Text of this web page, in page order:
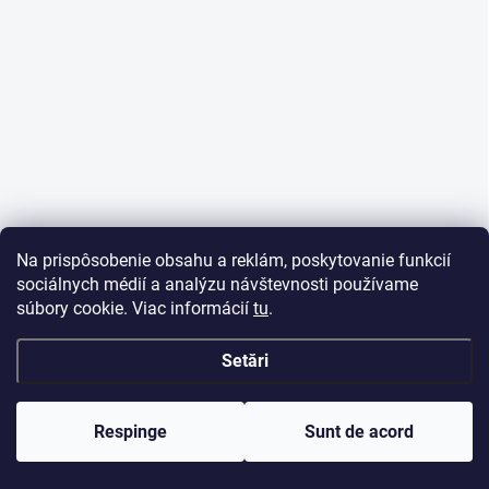
Na prispôsobenie obsahu a reklám, poskytovanie funkcií
sociálnych médií a analýzu návštevnosti používame
súbory cookie. Viac informácií tu.
Setări
Respinge Sunt de acord